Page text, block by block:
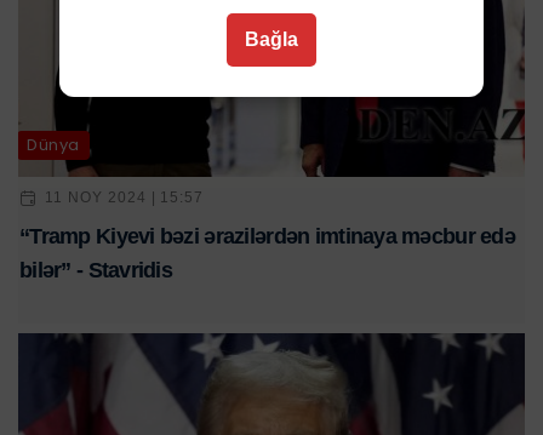
Dünya
11 NOY 2024 | 15:57
“Tramp Kiyevi bəzi ərazilərdən imtinaya məcbur edə
bilər” - Stavridis
Bağla